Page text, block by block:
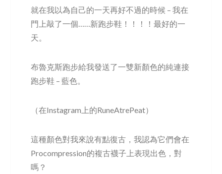
就在我以為自己的一天再好不過的時候 – 我在
門上敲了一個……新跑步鞋！！！！最好的一
天。
布魯克斯跑步給我發送了一雙新顏色的純連接
跑步鞋 – 藍色。
（在Instagram上的RuneAtrePeat）
這種顏色對我來說有點復古，我認為它們會在
Procompression的複古襪子上表現出色，對
嗎？